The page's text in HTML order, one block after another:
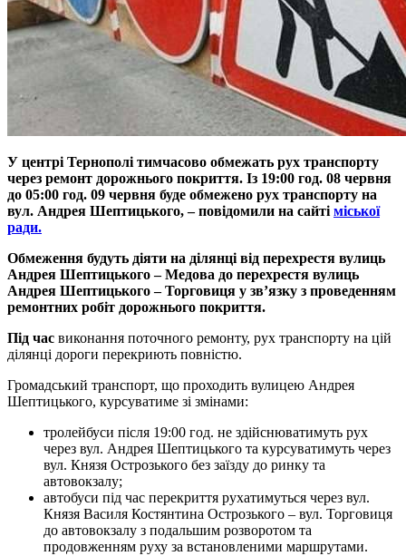
У центрі Тернополі тимчасово обмежать рух транспорту
через ремонт дорожнього покриття. Із 19:00 год. 08 червня
до 05:00 год. 09 червня буде обмежено рух транспорту на
вул. Андрея Шептицького, – повідомили на сайті міської
ради.
Обмеження будуть діяти на ділянці від перехрестя вулиць
Андрея Шептицького – Медова до перехрестя вулиць
Андрея Шептицького – Торговиця у зв’язку з проведенням
ремонтних робіт дорожнього покриття.
Під час виконання поточного ремонту, рух транспорту на цій
ділянці дороги перекриють повністю.
Громадський транспорт, що проходить вулицею Андрея
Шептицького, курсуватиме зі змінами:
тролейбуси після 19:00 год. не здійснюватимуть рух
через вул. Андрея Шептицького та курсуватимуть через
вул. Князя Острозького без заїзду до ринку та
автовокзалу;
автобуси під час перекриття рухатимуться через вул.
Князя Василя Костянтина Острозького – вул. Торговиця
до автовокзалу з подальшим розворотом та
продовженням руху за встановленими маршрутами.